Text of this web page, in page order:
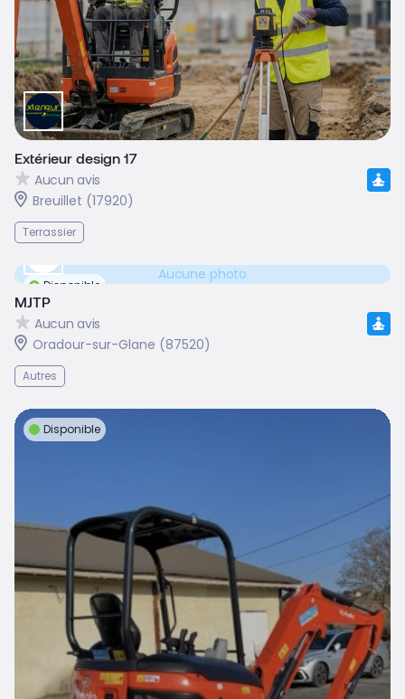
Extérieur design 17
Aucun avis
Breuillet (17920)
Terrassier
Disponible
Aucune photo
MJTP
Aucun avis
Oradour-sur-Glane (87520)
Autres
Disponible